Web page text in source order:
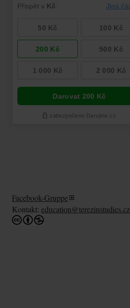
Facebook-Gruppe
Kontakt: education@terezinstudies.cz